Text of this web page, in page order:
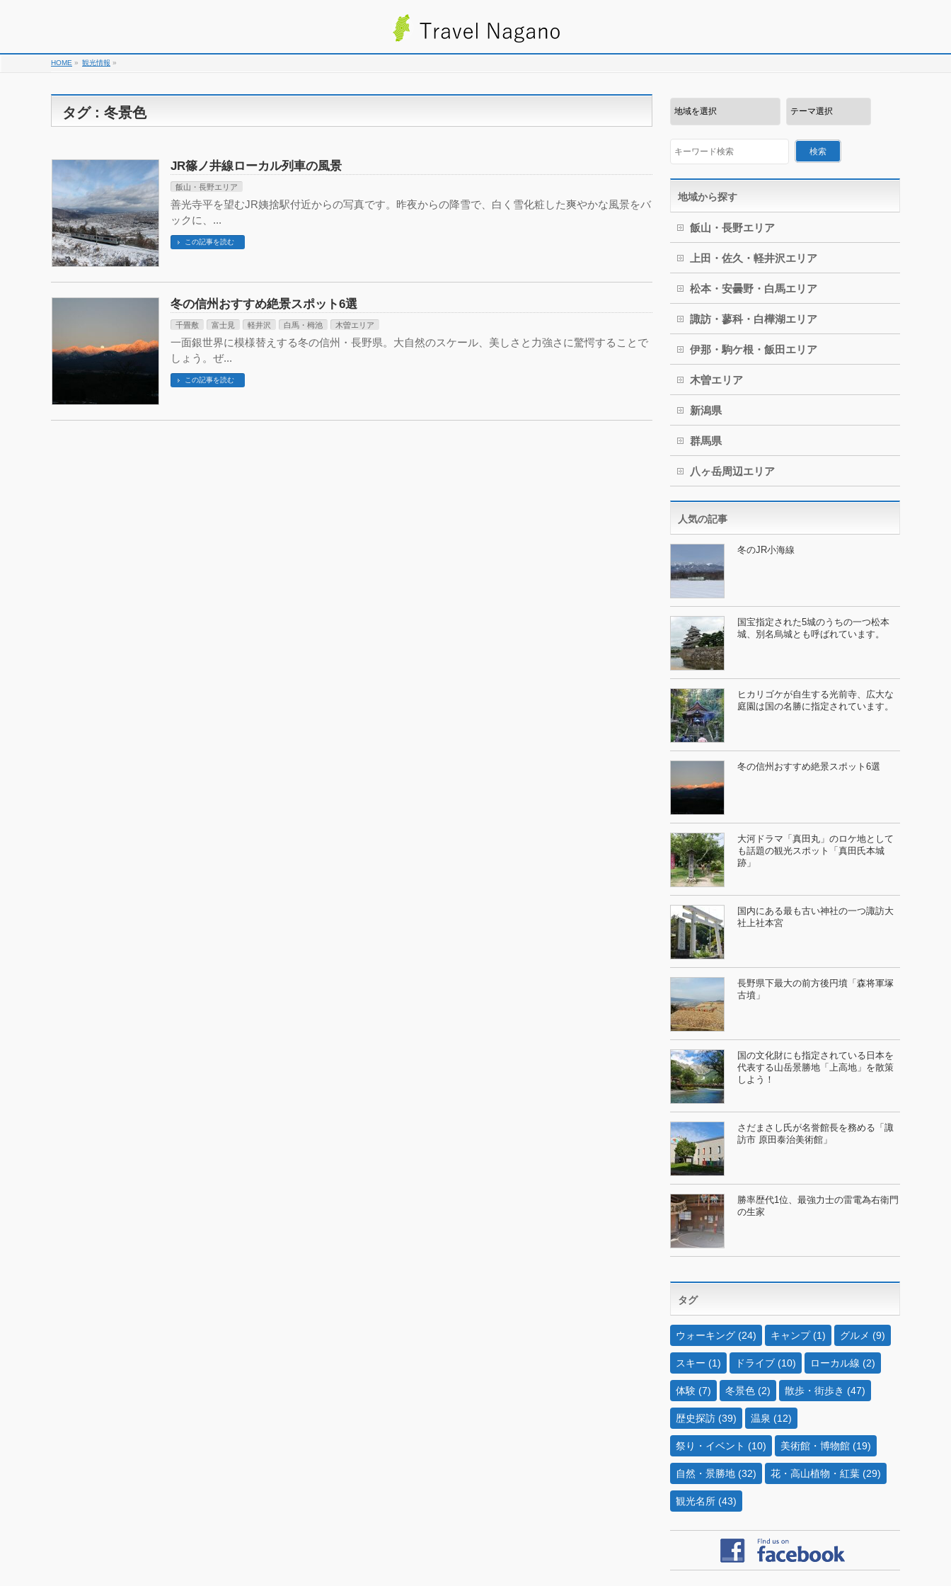
HOME » 観光情報 »
タグ : 冬景色
JR篠ノ井線ローカル列車の風景
飯山・長野エリア
善光寺平を望むJR姨捨駅付近からの写真です。昨夜からの降雪で、白く雪化粧した爽やかな風景をバ
ックに、...
この記事を読む
冬の信州おすすめ絶景スポット6選
千畳敷 富士見 軽井沢 白馬・栂池 木曽エリア
一面銀世界に模様替えする冬の信州・長野県。大自然のスケール、美しさと力強さに驚愕することで
しょう。ぜ...
この記事を読む
地域から探す
飯山・長野エリア
上田・佐久・軽井沢エリア
松本・安曇野・白馬エリア
諏訪・蓼科・白樺湖エリア
伊那・駒ケ根・飯田エリア
木曽エリア
新潟県
群馬県
八ヶ岳周辺エリア
人気の記事
冬のJR小海線
国宝指定された5城のうちの一つ松本
城、別名烏城とも呼ばれています。
ヒカリゴケが自生する光前寺、広大な
庭園は国の名勝に指定されています。
冬の信州おすすめ絶景スポット6選
大河ドラマ「真田丸」のロケ地として
も話題の観光スポット「真田氏本城
跡」
国内にある最も古い神社の一つ諏訪大
社上社本宮
長野県下最大の前方後円墳「森将軍塚
古墳」
国の文化財にも指定されている日本を
代表する山岳景勝地「上高地」を散策
しよう！
さだまさし氏が名誉館長を務める「諏
訪市 原田泰治美術館」
勝率歴代1位、最強力士の雷電為右衛門
の生家
タグ
ウォーキング (24) キャンプ(1) グルメ (9)
スキー (1) ドライブ (10) ローカル線 (2)
体験 (7) 冬景色 (2) 散歩・街歩き (47)
歴史探訪 (39) 温泉 (12)
祭り・イベント (10) 美術館・博物館 (19)
自然・景勝地 (32) 花・高山植物・紅葉 (29)
観光名所 (43)